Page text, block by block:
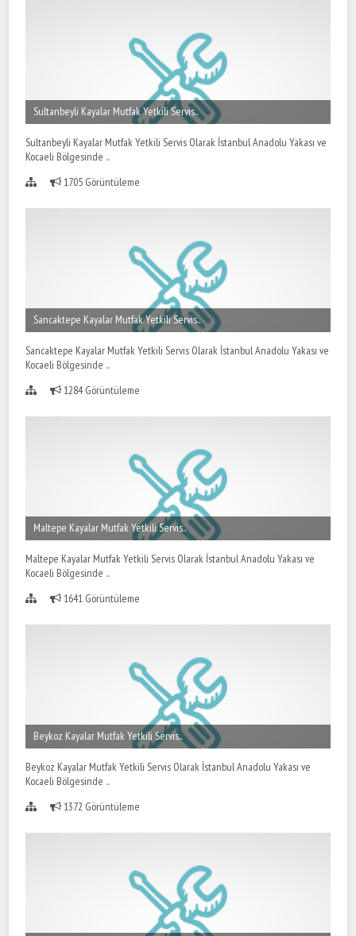
Sultanbeyli Kayalar Mutfak Yetkili Servis..
Sultanbeyli Kayalar Mutfak Yetkili Servis Olarak İstanbul Anadolu Yakası ve
Kocaeli Bölgesinde ..
1705 Görüntüleme
Sancaktepe Kayalar Mutfak Yetkili Servis..
Sancaktepe Kayalar Mutfak Yetkili Servis Olarak İstanbul Anadolu Yakası ve
Kocaeli Bölgesinde ..
1284 Görüntüleme
Maltepe Kayalar Mutfak Yetkili Servis..
Maltepe Kayalar Mutfak Yetkili Servis Olarak İstanbul Anadolu Yakası ve
Kocaeli Bölgesinde ..
1641 Görüntüleme
Beykoz Kayalar Mutfak Yetkili Servis..
Beykoz Kayalar Mutfak Yetkili Servis Olarak İstanbul Anadolu Yakası ve
Kocaeli Bölgesinde ..
1372 Görüntüleme